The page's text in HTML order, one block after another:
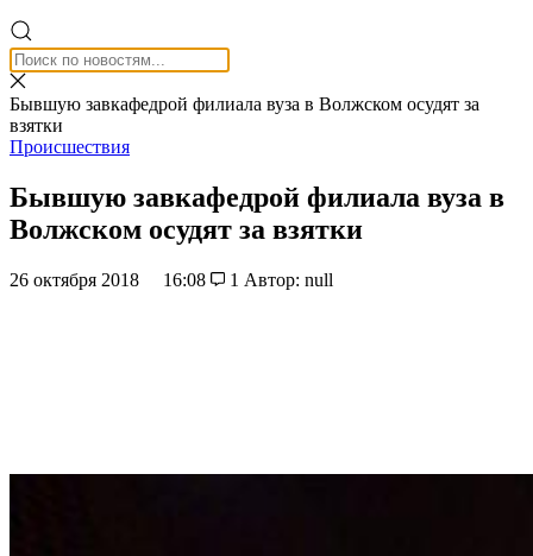
Бывшую завкафедрой филиала вуза в Волжском осудят за
взятки
Происшествия
Бывшую завкафедрой филиала вуза в
Волжском осудят за взятки
26 октября 2018 16:08 1 Автор: null